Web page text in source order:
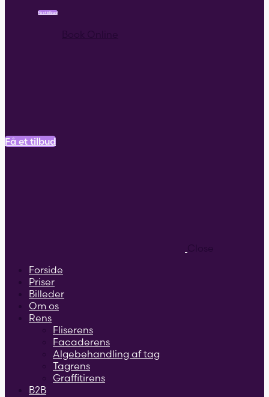
Få et tilbud
Få et tilbud
Forside
Priser
Billeder
Om os
Rens
Fliserens
Facaderens
Algebehandling af tag
Tagrens
Graffitirens
B2B